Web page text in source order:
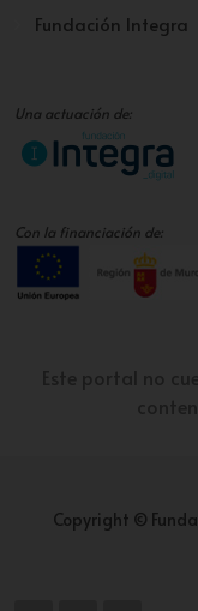
Fundación Integra
Una actuación de:
Con la financiación de:
Copyright ©